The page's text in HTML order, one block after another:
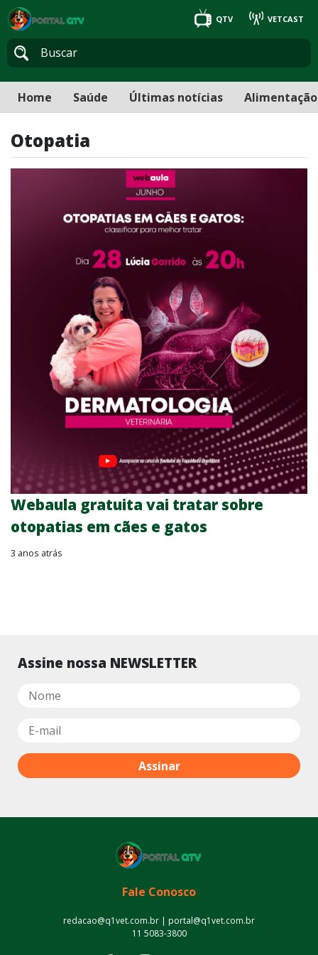
QTV VETCAST
Home Saúde Últimas notícias Alimentação
Otopatia
Webaula gratuita vai tratar sobre
otopatias em cães e gatos
3 anos atrás
Assine nossa NEWSLETTER
Fale Conosco
redacao@q1vet.com.br | portal@q1vet.com.br
11 5083-3800